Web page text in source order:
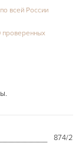
874/2
всей России
проверенных